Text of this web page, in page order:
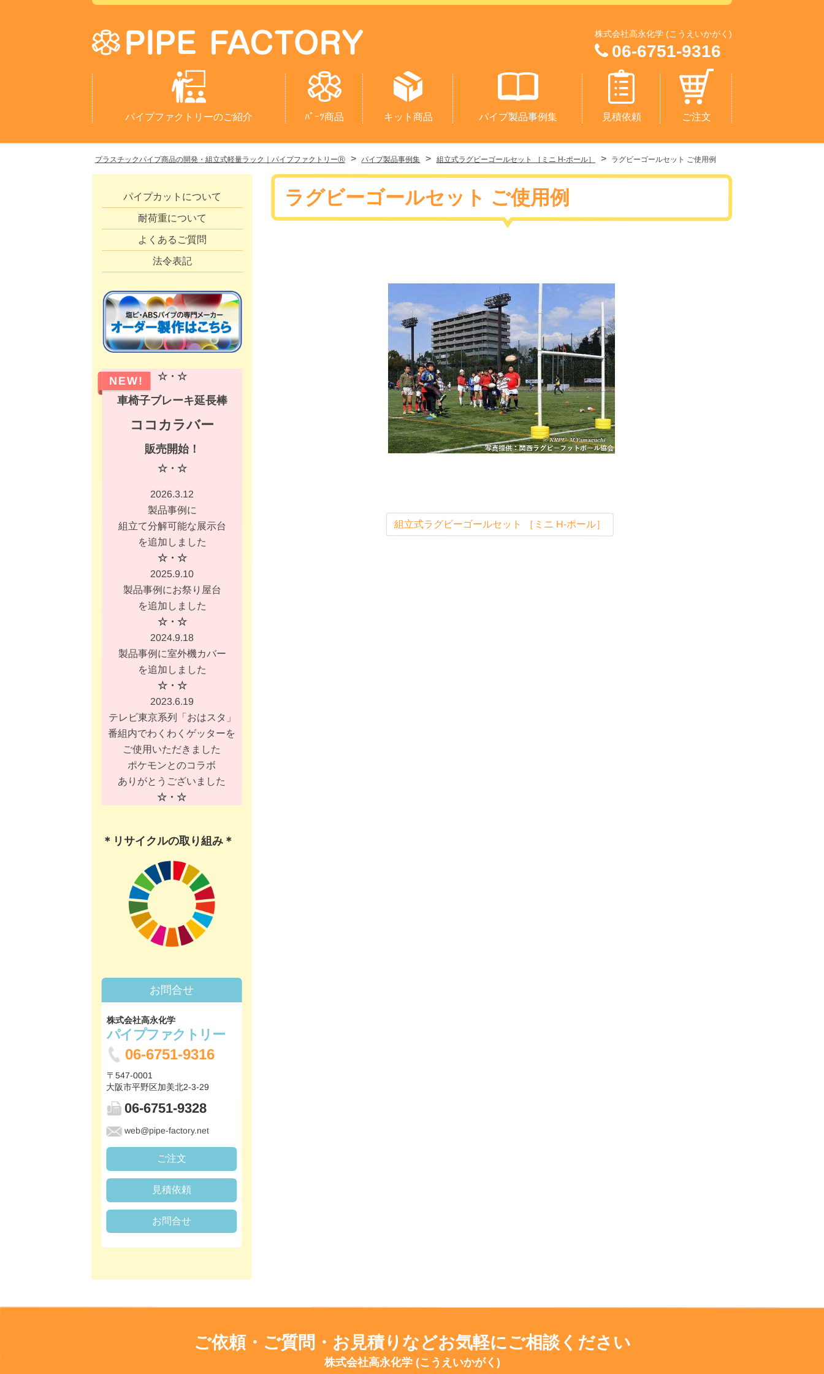
株式会社高永化学 (こうえいかがく)
06-6751-9316
パイプファクトリーのご紹介 ﾊﾟｰﾂ商品 キット商品 パイプ製品事例集 見積依頼 ご注文
プラスチックパイプ商品の開発・組立式軽量ラック｜パイプファクトリーⓇ > パイプ製品事例集 > 組立式ラグビーゴールセット ［ミニ H-ポール］ > ラグビーゴールセット ご使用例
ラグビーゴールセット ご使用例
組立式ラグビーゴールセット ［ミニ H-ポール］
パイプカットについて
耐荷重について
よくあるご質問
法令表記
NEW! ☆・☆
車椅子ブレーキ延長棒
ココカラバー
販売開始！
☆・☆
2026.3.12
製品事例に
組立て分解可能な展示台
を追加しました
☆・☆
2025.9.10
製品事例にお祭り屋台
を追加しました
☆・☆
2024.9.18
製品事例に室外機カバー
を追加しました
☆・☆
2023.6.19
テレビ東京系列「おはスタ」
番組内でわくわくゲッターを
ご使用いただきました
ポケモンとのコラボ
ありがとうございました
☆・☆
＊リサイクルの取り組み＊
お問合せ
株式会社高永化学
パイプファクトリー
06-6751-9316
〒547-0001
大阪市平野区加美北2-3-29
06-6751-9328
web@pipe-factory.net
ご注文
見積依頼
お問合せ
ご依頼・ご質問・お見積りなどお気軽にご相談ください
株式会社高永化学 (こうえいかがく)